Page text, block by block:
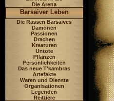
Die Arena
Barsaiver Leben
Die Rassen Barsaives
Dämonen
Passionen
Drachen
Kreaturen
Untote
Pflanzen
Persönlichkeiten
Das neue T'kambras
Artefakte
Waren und Dienste
Organisationen
Legenden
Reittiere